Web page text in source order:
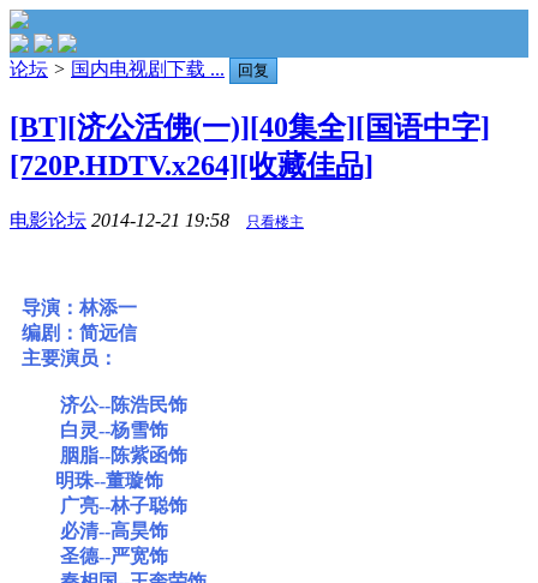
论坛 > 国内电视剧下载 ... 回复
[BT][济公活佛(一)][40集全][国语中字]
[720P.HDTV.x264][收藏佳品]
电影论坛 2014-12-21 19:58 只看楼主
导演：林添一
编剧：简远信
主要演员：
济公--陈浩民饰
白灵--杨雪饰
胭脂--陈紫函饰
明珠--董璇饰
广亮--林子聪饰
必清--高昊饰
圣德--严宽饰